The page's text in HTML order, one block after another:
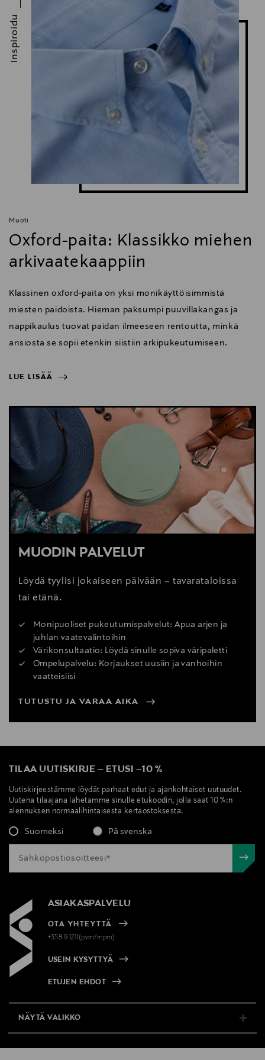
Muoti
Oxford-paita: Klassikko miehen
arkivaatekaappiin
Klassinen oxford-paita on yksi monikäyttöisimmistä
miesten paidoista. Hieman paksumpi puuvillakangas ja
nappikaulus tuovat paidan ilmeeseen rentoutta, minkä
ansiosta se sopii etenkin siistiin arkipukeutumiseen.
LUE LISÄÄ
Inspiroidu
LUE LISÄÄ
MUODIN PALVELUT
Löydä tyylisi jokaiseen päivään – tavarataloissa
tai etänä.
Monipuoliset pukeutumispalvelut: Apua arjen ja
juhlan vaatevalintoihin
Värikonsultaatio: Löydä sinulle sopiva väripaletti
Ompelupalvelu: Korjaukset uusiin ja vanhoihin
vaatteisiisi
TUTUSTU JA VARAA AIKA
TILAA UUTISKIRJE – ETUSI –10 %
Uutiskirjeestämme löydät parhaat edut ja ajankohtaiset uutuudet.
Uutena tilaajana lähetämme sinulle etukoodin, jolla saat 10 %:n
alennuksen normaalihintaisesta kertaostoksesta.
Suomeksi På svenska
ASIAKASPALVELU
OTA YHTEYTTÄ
+358 9 1211(pvm/mpm)
USEIN KYSYTTYÄ
ETUJEN EHDOT
NÄYTÄ VALIKKO